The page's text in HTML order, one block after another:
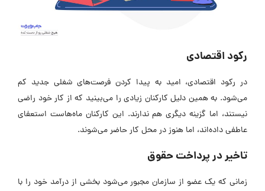
رکود اقتصادی
در رکود اقتصادی، امید به پیدا کردن فرصت‌های شغلی جدید کم
می‌شود. به همین دلیل کارکنان زیادی را می‌بینید که از کار خود راضی
نیستند، اما گزینه دیگری هم ندارند. این کارکنان ماه‌هاست استعفای
عاطفی داده‌اند، اما هنوز در محل کار حاضر می‌شوند.
تاخیر در پرداخت حقوق
زمانی که یک عضو از سازمان مجبور می‌شود بخشی از درآمد خود را با